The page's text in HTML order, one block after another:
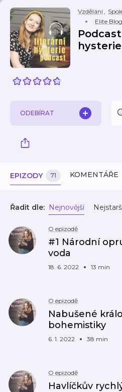
Vzdělání,
Elite
hysterie
ODEBÍRAT
EPIZODY 71 KOMENTÁŘE
Řadit dle: Nejnovější
O epizodě
#1 Národní
voda
18. 6. 2022 13 min
O epizodě
Nabušené
bohemistiky
6. 1. 2022 38 min
O epizodě
Havlíčkův